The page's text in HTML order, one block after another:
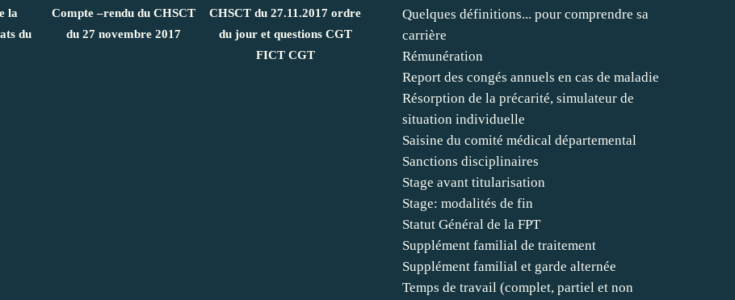
la
du
Compte –rendu du CHSCT
du 27 novembre 2017
CHSCT du 27.11.2017 ordre
du jour et questions CGT
FICT CGT
Quelques définitions... pour comprendre sa
carrière
Rémunération
Report des congés annuels en cas de maladie
Résorption de la précarité, simulateur de
situation individuelle
Saisine du comité médical départemental
Sanctions disciplinaires
Stage avant titularisation
Stage: modalités de fin
Statut Général de la FPT
Supplément familial de traitement
Supplément familial et garde alternée
Temps de travail (complet, partiel et non